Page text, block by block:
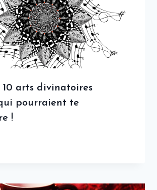
10 arts divinatoires
pourraient te
!